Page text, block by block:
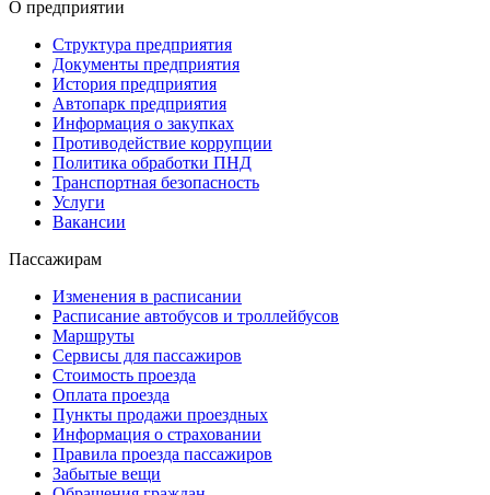
О предприятии
Структура предприятия
Документы предприятия
История предприятия
Автопарк предприятия
Информация о закупках
Противодействие коррупции
Политика обработки ПНД
Транспортная безопасность
Услуги
Вакансии
Пассажирам
Изменения в расписании
Расписание автобусов и троллейбусов
Маршруты
Сервисы для пассажиров
Стоимость проезда
Оплата проезда
Пункты продажи проездных
Информация о страховании
Правила проезда пассажиров
Забытые вещи